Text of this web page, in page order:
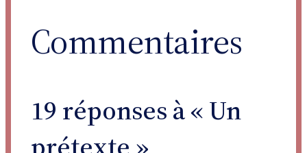
Commentaires
19 réponses à « Un